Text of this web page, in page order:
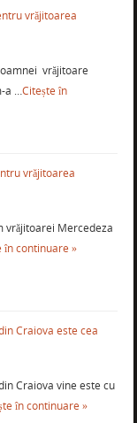
vrăjitoarea
vrăjitoare
a …Citește în
vrăjitoarea
vrăjitoarei Mercedeza
în continuare »
Craiova este cea
Craiova vine este cu
în continuare »